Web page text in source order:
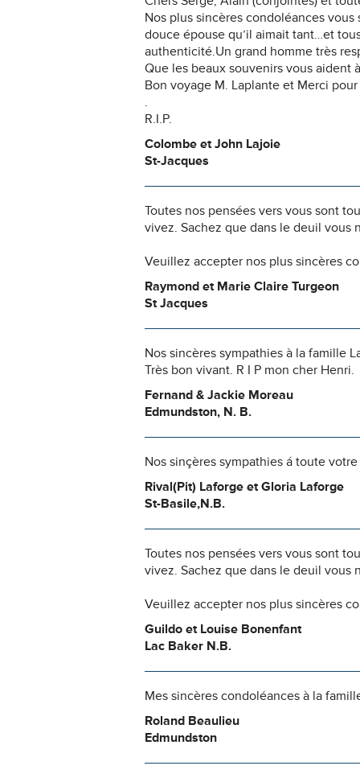
Nos plus sincères condoléances
douce épouse qu’il aimait tant…et
authenticité.Un grand homme très
Que les beaux souvenirs vous aident
Bon voyage M. Laplante et Merci
.
R.I.P.
Colombe et John Lajoie
St-Jacques
Toutes nos pensées vers vous sont
vivez. Sachez que dans le deuil vous
Veuillez accepter nos plus sincères
Raymond et Marie Claire Turgeon
St Jacques
Nos sincères sympathies à la famille
Très bon vivant. R I P mon cher Henri.
Fernand & Jackie Moreau
Edmundston, N. B.
Nos sinçères sympathies á toute
Rival(Pit) Laforge et Gloria Laforge
St-Basile,N.B.
Toutes nos pensées vers vous sont
vivez. Sachez que dans le deuil vous
Veuillez accepter nos plus sincères
Guildo et Louise Bonenfant
Lac Baker N.B.
Mes sincères condoléances à la
Roland Beaulieu
Edmundston